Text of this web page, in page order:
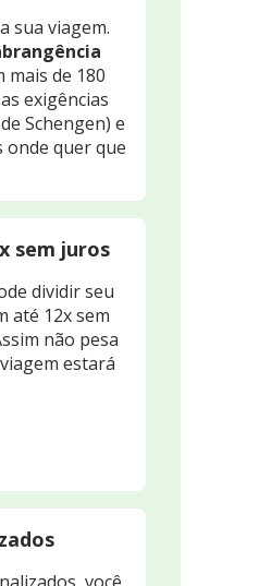
sua viagem.
mais de 180
exigências
Schengen) e
quer que
sem juros
dividir seu
até 12x sem
não pesa
estará